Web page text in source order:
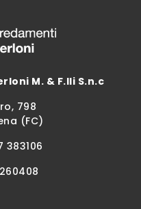
M. & F.lli S.n.c
798
(FC)
383106